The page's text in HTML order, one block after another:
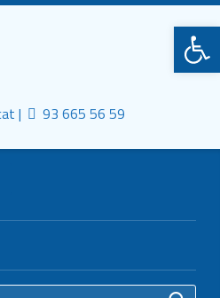
Obre la barra d'eines
|
93 665 56 59